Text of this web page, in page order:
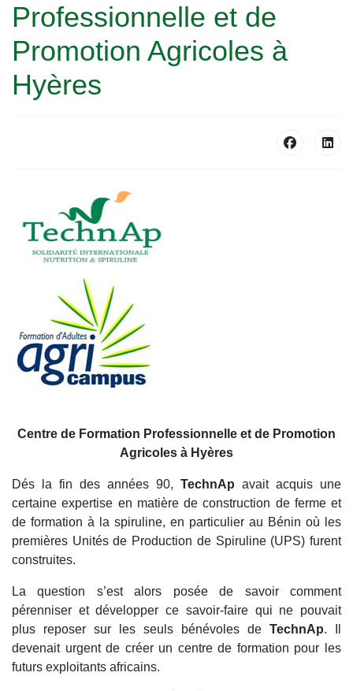
Professionnelle et de
Promotion Agricoles à
Hyères
Centre de Formation Professionnelle et de Promotion
Agricoles à Hyères
Dés la fin des années 90, TechnAp avait acquis une
certaine expertise en matière de construction de ferme et
de formation à la spiruline, en particulier au Bénin où les
premières Unités de Production de Spiruline (UPS) furent
construites.
La question s’est alors posée de savoir comment
pérenniser et développer ce savoir-faire qui ne pouvait
plus reposer sur les seuls bénévoles de TechnAp. Il
devenait urgent de créer un centre de formation pour les
futurs exploitants africains.